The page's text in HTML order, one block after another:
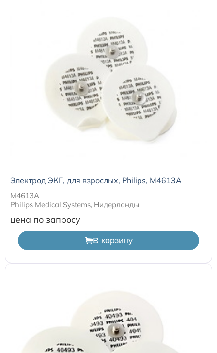
Электрод ЭКГ, для взрослых, Philips, M4613A
M4613A
Philips Medical Systems, Нидерланды
цена по запросу
В корзину